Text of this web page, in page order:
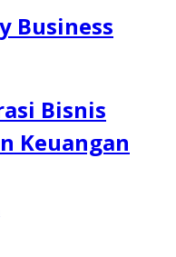
Business
Bisnis
Keuangan